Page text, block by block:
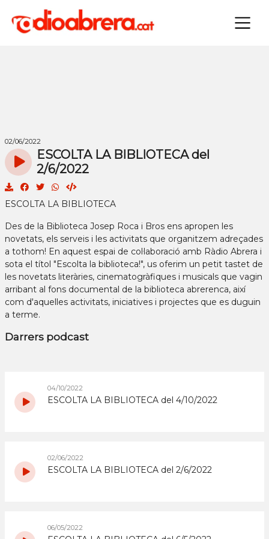
×
02/06/2022
ESCOLTA LA BIBLIOTECA del
2/6/2022
ESCOLTA LA BIBLIOTECA
Des de la Biblioteca Josep Roca i Bros ens apropen les
novetats, els serveis i les activitats que organitzem adreçades
a tothom! En aquest espai de col·laboració amb Ràdio Abrera i
sota el títol "Escolta la biblioteca!", us oferim un petit tastet de
les novetats literàries, cinematogràfiques i musicals que vagin
arribant al fons documental de la biblioteca abrerenca, així
com d'aquelles activitats, iniciatives i projectes que es duguin
a terme.
Darrers podcast
04/10/2022
ESCOLTA LA BIBLIOTECA del 4/10/2022
02/06/2022
ESCOLTA LA BIBLIOTECA del 2/6/2022
06/05/2022